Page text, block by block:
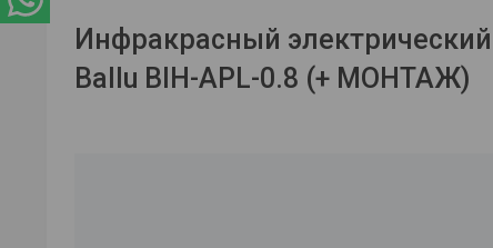
Инфракрасный
Ballu BIH-APL-0.8 (+ МОНТАЖ)